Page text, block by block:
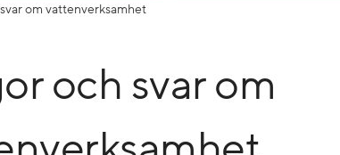
om vattenverksamhet
och svar om